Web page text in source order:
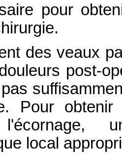
pour
des veaux
post-
Pour
l'écornage,
local